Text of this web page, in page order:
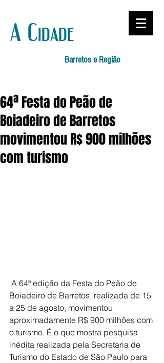
A Cidade
Barretos e Região
64ª Festa do Peão de
Boiadeiro de Barretos
movimentou R$ 900 milhões
com turismo
Boiadeiro de Barretos, realizada de 15
a 25 de agosto, movimentou
aproximadamente R$ 900 milhões com
o turismo. É o que mostra pesquisa
inédita realizada pela Secretaria de
Turismo do Estado de São Paulo para